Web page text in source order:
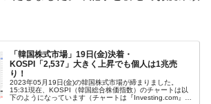
業は人を雇用する効果は低い。全産業の
「株式市場が賭博場のように変質した
」
国「2026年1Q 資金循環統計」面白い結果
「韓国株式市場」19日(金)決着・
KOSPI「2,537」大きく上昇でも個人は1兆売
り！
2023年05月19日(金)の韓国株式市場が締まりました。
15:31現在、KOSPI（韓国総合株価指数）のチャートは以
下のようになっています（チャートは『Investing.com』よ